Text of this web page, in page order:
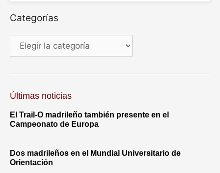
Categorías
Últimas noticias
El Trail-O madrileño también presente en el
Campeonato de Europa
Dos madrileños en el Mundial Universitario de
Orientación